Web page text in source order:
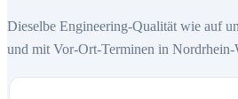
Dieselbe Engineering-Qualität wie auf
und mit Vor-Ort-Terminen in Nordrhein-